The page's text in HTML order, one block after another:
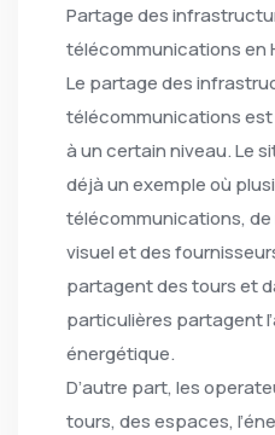
Partage des
télécommunications en
Le partage des
télécommunications
à un certain niveau. Le
déjà un exemple où
télécommunications,
visuel et des
partagent des tours et
particulières partagent
énergétique.
D’autre part, les
tours, des espaces,